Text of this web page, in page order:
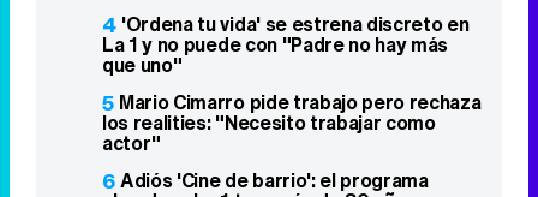
1RTVE confirma el salto de Jesús Cintora
a 'Mañaneros 360' y el nuevo papel de
Gonzalo Miró
2Javier Ruiz se despide de 'Mañaneros
360': "Premien el periodismo, castiguen la
basura"